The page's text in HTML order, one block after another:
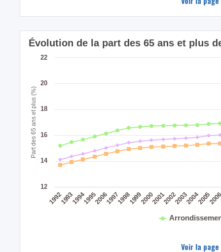
Part des 65 ans et plus (%)
Évolution de la part des 65 ans et plus
19921993199419952006199719981999200020012002200320042005
12
14
16
18
20
22
Voir la